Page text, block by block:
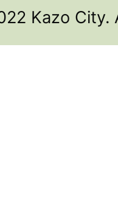
Kazo City.